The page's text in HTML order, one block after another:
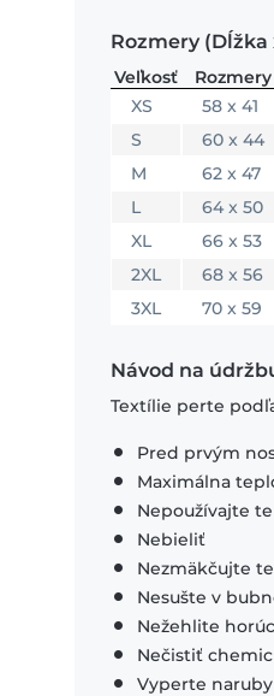
Rozmery (Dĺžka
Veľkosť
Rozmery
XS
58 x 41
S
60 x 44
M
62 x 47
L
64 x 50
XL
66 x 53
2XL
68 x 56
3XL
70 x 59
Návod na
Textílie perte
Pred prvým
Maximálna
Nepoužívajte
Nebieliť
Nezmäkčujte
Nesušte v
Nežehlite
Nečistiť
Vyperte